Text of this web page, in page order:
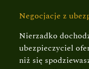
Negocjacje z
Nierzadko
ubezpieczyciel
niż się